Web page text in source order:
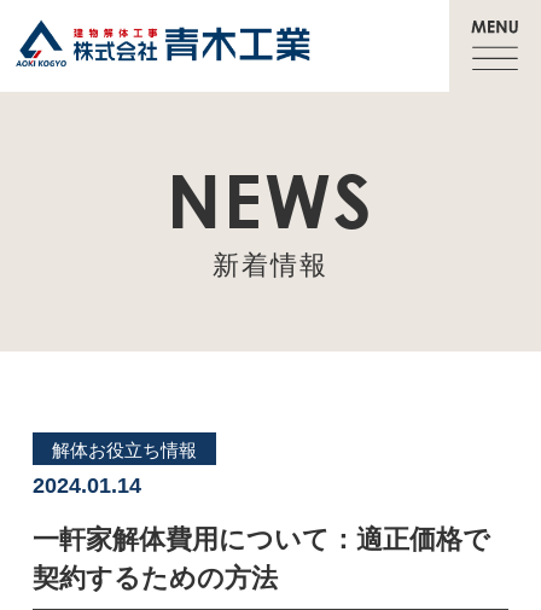
NEWS
新着情報
解体お役立ち情報
2024.01.14
一軒家解体費用について：適正価格で
契約するための方法